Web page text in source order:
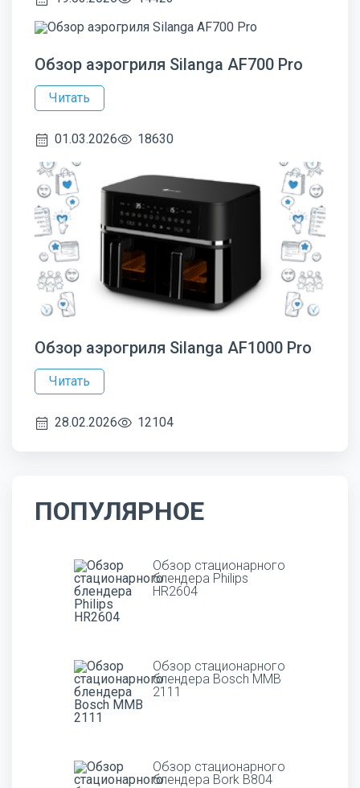
Обзор аэрогриля Silanga AF700 Pro
Читать
01.03.2026 18630
Обзор аэрогриля Silanga AF1000 Pro
Читать
28.02.2026 12104
ПОПУЛЯРНОЕ
Обзор стационарного
блендера Philips
HR2604
Обзор стационарного
блендера Bosch MMB
2111
Обзор стационарного
блендера Bork B804